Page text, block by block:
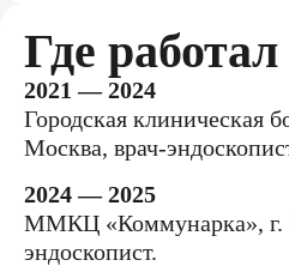
Где работал
2021 — 2024
Городская клиническая
Москва, врач-
2024 — 2025
ММКЦ «Коммунарка», г.
эндоскопист.